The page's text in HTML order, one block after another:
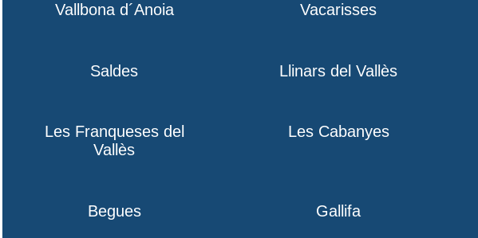
Vallbona d´Anoia Vacarisses
Saldes Llinars del Vallès
Les Franqueses del
Vallès
Les Cabanyes
Begues Gallifa